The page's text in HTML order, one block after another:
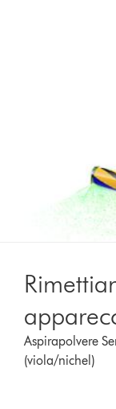
Aspirapolvere
(viola/nichel)